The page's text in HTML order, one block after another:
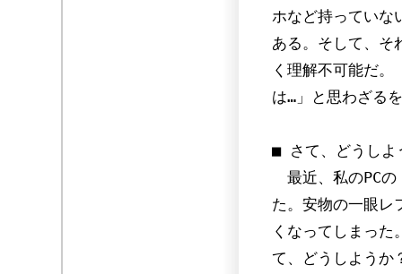
ホなど持っていな
ある。そして、そ
く理解不可能だ
は…」と思わざる
■ さて、どうし
最近、私のPCの
た。安物の一眼レ
くなってしまっ
て、どうしようか